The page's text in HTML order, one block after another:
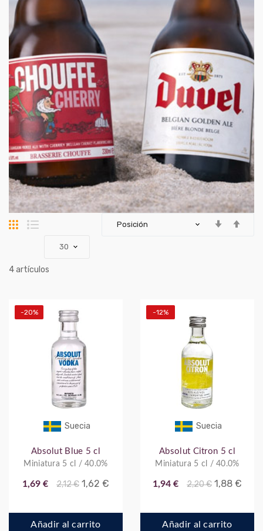
Parrilla
4artículos
Suecia
-20%
Absolut Blue 5 cl
Miniatura 5 cl / 40.0%
1,69 € 2,12 € 1,62 €
Añadir al carrito
Suecia
-12%
Absolut Citron 5 cl
Miniatura 5 cl / 40.0%
1,94 € 2,20 € 1,88 €
Añadir al carrito